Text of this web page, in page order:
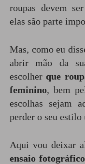
roupas devem
elas são parte
Mas, como eu
abrir mão da
escolher que
feminino, bem
escolhas sejam
perder o seu estilo
Aqui vou deixar
ensaio fotográfico